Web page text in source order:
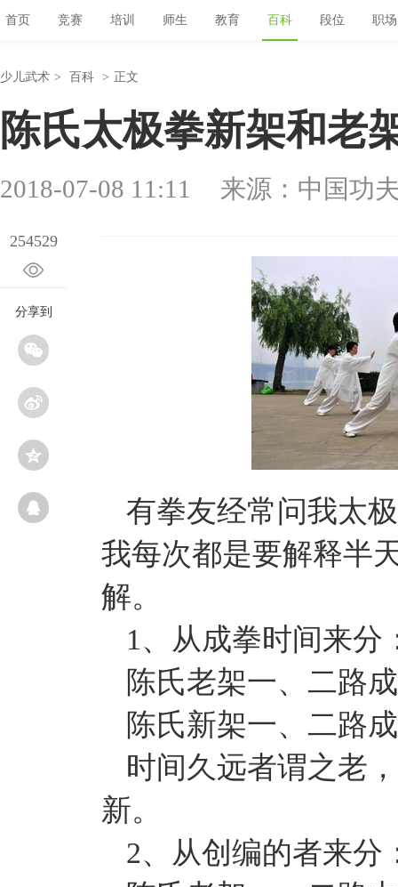
首页 竞赛 培训 师生 教育 百科 段位 职场
少儿武术 > 百科 > 正文
陈氏太极拳新架和老
2018-07-08 11:11 来源：中国功
254529
分享到
有拳友经常问我太
我每次都是要解释半
解。
1、从成拳时间来分
陈氏老架一、二路
陈氏新架一、二路
时间久远者谓之老
新。
2、从创编的者来分